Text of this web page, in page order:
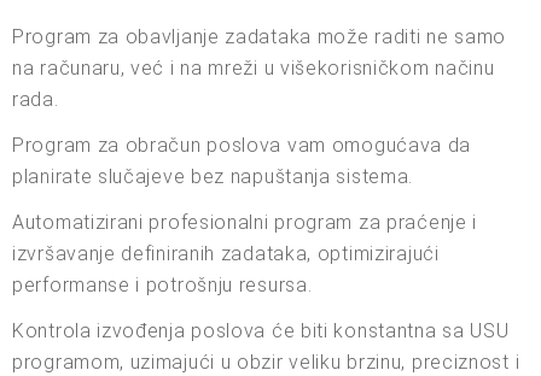
Program za obavljanje zadataka može raditi ne samo
na računaru, već i na mreži u višekorisničkom načinu
rada.
Program za obračun poslova vam omogućava da
planirate slučajeve bez napuštanja sistema.
Automatizirani profesionalni program za praćenje i
izvršavanje definiranih zadataka, optimizirajući
performanse i potrošnju resursa.
Kontrola izvođenja poslova će biti konstantna sa USU
programom, uzimajući u obzir veliku brzinu, preciznost i